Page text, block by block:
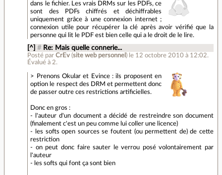
dans le fichier. Les vrais DRMs sur les PDFs, ce
sont des PDFs chiffrés et déchiffrables
uniquement grâce à une connexion internet ;
connexion utile pour récupérer la clé après avoir vérifié que la
personne qui lit le PDF est bien celle qui a le droit de le lire.
[^] # Re: Mais quelle connerie...
Posté parCrEv (site web personnel ) le 12 octobre 2010 à 12:02.
Évalué à 2.
> Prenons Okular et Evince : ils proposent en
option le respect des DRM et permettent donc
de passer outre ces restrictions artificielles.
Donc en gros :
- l'auteur d'un document a décidé de restreindre son document
(finalement c'est un peu comme lui coller une licence)
- les softs open sources se foutent (ou permettent de) de cette
restriction
- on peut donc faire sauter le verrou posé volontairement par
l'auteur
- les softs qui font ça sont bien